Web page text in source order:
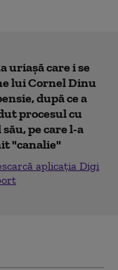
uriașă care i se
lui Cornel Dinu
după ce a
procesul cu
pe care l-a
"canalie"
aplicația Digi